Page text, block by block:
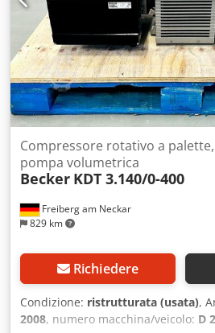
Freiberg am Neckar
829 km
Compressore rotativo a palette,
pompa volumetrica
Becker KDT 3.140/0-400
Richiedere
Condizione: ristrutturata (usata),
2008, numero macchina/veicolo: D